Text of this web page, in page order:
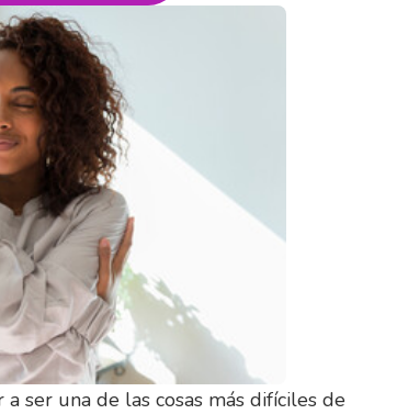
ser una de las cosas más difíciles de